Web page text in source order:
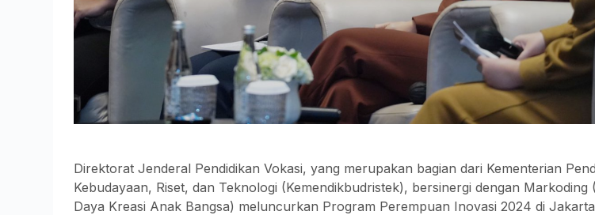
Direktorat Jenderal Pendidikan Vokasi, yang merupakan bagian dari Kementerian
Kebudayaan, Riset, dan Teknologi (Kemendikbudristek), bersinergi dengan Markoding
Daya Kreasi Anak Bangsa) meluncurkan Program Perempuan Inovasi 2024 di